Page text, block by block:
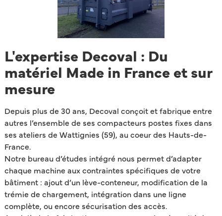
L'expertise Decoval : Du
matériel Made in France et sur
mesure
Depuis plus de 30 ans, Decoval conçoit et fabrique entre
autres l’ensemble de ses compacteurs postes fixes dans
ses ateliers de Wattignies (59), au coeur des Hauts-de-
France.
Notre bureau d’études intégré nous permet d’adapter
chaque machine aux contraintes spécifiques de votre
bâtiment : ajout d’un lève-conteneur, modification de la
trémie de chargement, intégration dans une ligne
complète, ou encore sécurisation des accès.